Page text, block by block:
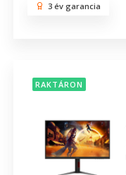
3 év garancia
RAKTÁRON